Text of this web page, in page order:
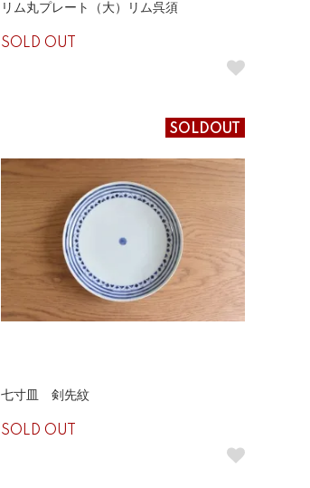
リム丸プレート（大）リム呉須
SOLD OUT
SOLDOUT
七寸皿 剣先紋
SOLD OUT